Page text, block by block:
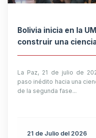
Bolivia inicia en la
construir una
La Paz, 21 de julio de
paso inédito hacia una
de la segunda fase...
21 de Julio del 2026